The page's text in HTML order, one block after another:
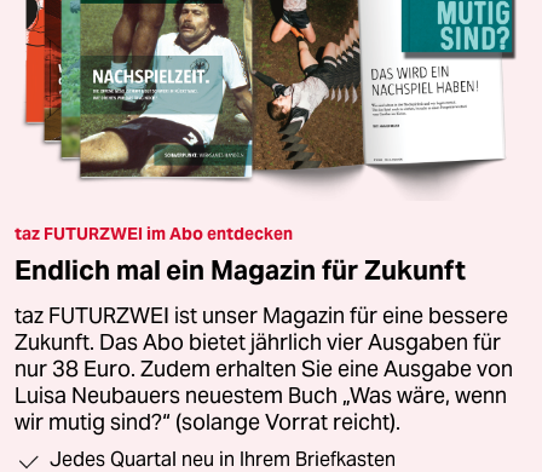
taz FUTURZWEI im Abo entdecken
Endlich mal ein Magazin für Zukunft
taz FUTURZWEI ist unser Magazin für eine bessere
Zukunft. Das Abo bietet jährlich vier Ausgaben für
nur 38 Euro. Zudem erhalten Sie eine Ausgabe von
Luisa Neubauers neuestem Buch „Was wäre, wenn
wir mutig sind?“ (solange Vorrat reicht).
Jedes Quartal neu in Ihrem Briefkasten